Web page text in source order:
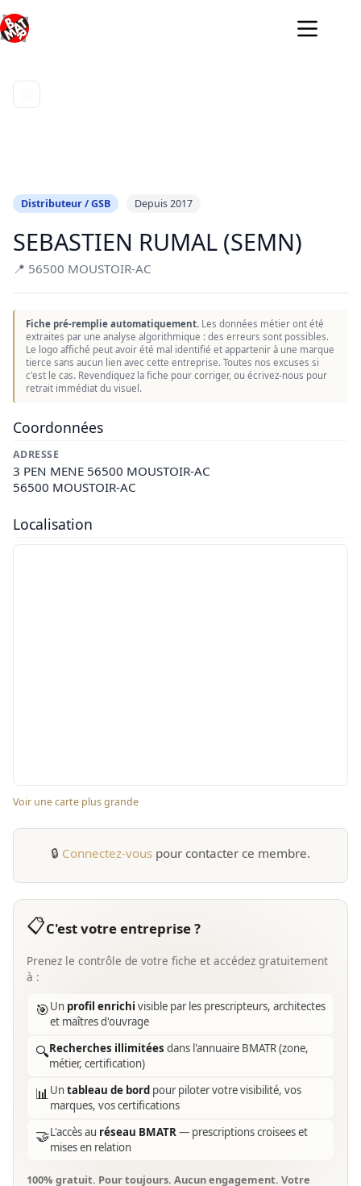
au
contenu
Distributeur / GSB Depuis 2017
SEBASTIEN RUMAL (SEMN)
📍 56500 MOUSTOIR-AC
Fiche pré-remplie automatiquement. Les données métier ont été
extraites par une analyse algorithmique : des erreurs sont possibles.
Le logo affiché peut avoir été mal identifié et appartenir à une marque
tierce sans aucun lien avec cette entreprise. Toutes nos excuses si
c'est le cas. Revendiquez la fiche pour corriger, ou écrivez-nous pour
retrait immédiat du visuel.
Coordonnées
ADRESSE
3 PEN MENE 56500 MOUSTOIR-AC
56500 MOUSTOIR-AC
Localisation
Voir une carte plus grande
🔒 Connectez-vous pour contacter ce membre.
📋C'est votre entreprise ?
Prenez le contrôle de votre fiche et accédez gratuitement
à :
🎯Un profil enrichi visible par les prescripteurs, architectes
et maîtres d'ouvrage
🔍Recherches illimitées dans l'annuaire BMATR (zone,
métier, certification)
📊Untableau de bord pour piloter votre visibilité, vos
marques, vos certifications
🤝L'accès au réseau BMATR— prescriptions croisees et
mises en relation
100% gratuit. Pour toujours. Aucun engagement. Votre